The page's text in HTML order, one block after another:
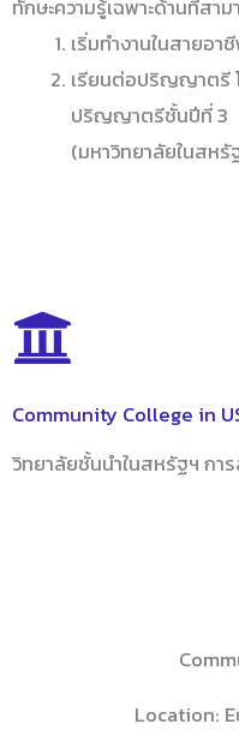
ทักษะความรู้เฉพาะด้านที่สา
เริ่มทำงานในสายอา
เรียนต่อปริญญาตรี
ปริญญาตรีชั้นปีที่ 3
(มหาวิทยาลัยในสหรั
Community College in
วิทยาลัยชั้นนำในสหรัฐฯ ก
Location: